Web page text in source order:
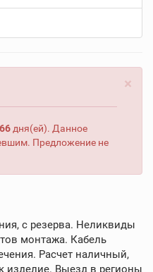
×
дня(ей). Данное
Предложение не
с резерва. Неликвиды
монтажа. Кабель
Расчет наличный,
изделие. Выезд в регионы